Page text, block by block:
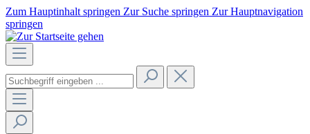
Zum Hauptinhalt springen Zur Suche springen Zur Hauptnavigation
springen